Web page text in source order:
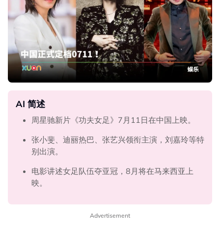
AI 简述
周星驰新片《功夫女足》7月11日在中国上映。
张小斐、迪丽热巴、张艺兴领衔主演，刘嘉玲等特
别出演。
电影讲述女足队伍夺亚冠，8月将在马来西亚上
映。
Advertisement